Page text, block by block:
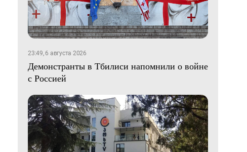
23:49, 6 августа 2026
Демонстранты в Тбилиси напомнили о войне
с Россией